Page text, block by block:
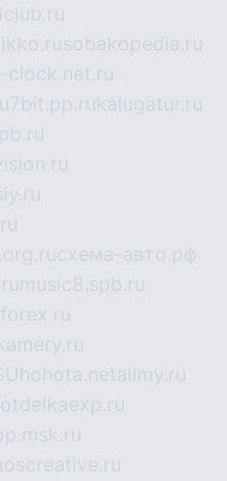
sobakopedia.ru
clock.net.ru
7bit.pp.rukalugatur.ru
схема-авто.рф
music8.spb.ru
hohota.netalimy.ru
otdelkaexp.ru